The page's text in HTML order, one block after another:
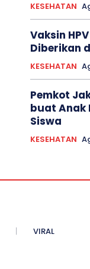
KESEHATAN
Vaksin
Diberikan
KESEHATAN
Pemkot
buat Anak
Siswa
KESEHATAN
VIRAL